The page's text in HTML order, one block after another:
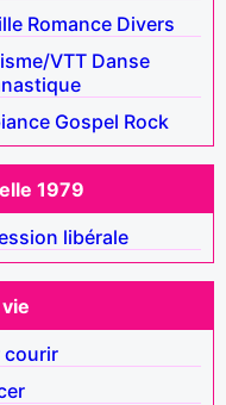
Romance Divers
VTT Danse
Gospel Rock
1979
libérale
courir